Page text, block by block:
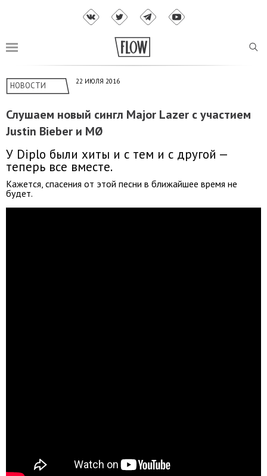
НОВОСТИ 22 ИЮЛЯ 2016
Слушаем новый сингл Major Lazer с участием
Justin Bieber и MØ
У Diplo были хиты и с тем и с другой —
теперь все вместе.
Кажется, спасения от этой песни в ближайшее время не
будет.